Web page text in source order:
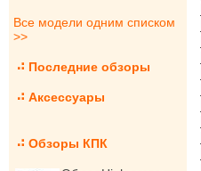
Все модели одним списком
>>
Последние обзоры
Аксессуары
Обзоры КПК